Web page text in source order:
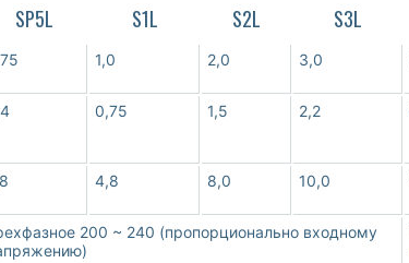
SP5L S1L S2L S3L
1,0 2,0 3,0
0,75 1,5 2,2
4,8 8,0 10,0
200 ~ 240 (пропорционально входному